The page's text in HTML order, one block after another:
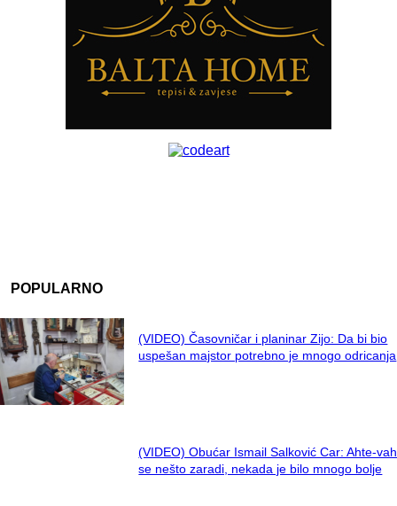
POPULARNO
(VIDEO) Časovničar i planinar Zijo: Da bi bio
uspešan majstor potrebno je mnogo odricanja
(VIDEO) Obućar Ismail Salković Car: Ahte-
se nešto zaradi, nekada je bilo mnogo bolje